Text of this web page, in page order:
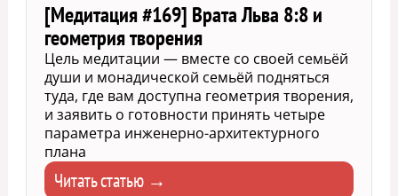
[Медитация #169] Врата Льва 8:8 и
геометрия творения
Цель медитации — вместе со своей семьёй
души и монадической семьёй подняться
туда, где вам доступна геометрия творения,
и заявить о готовности принять четыре
параметра инженерно-архитектурного
плана
Читать статью →